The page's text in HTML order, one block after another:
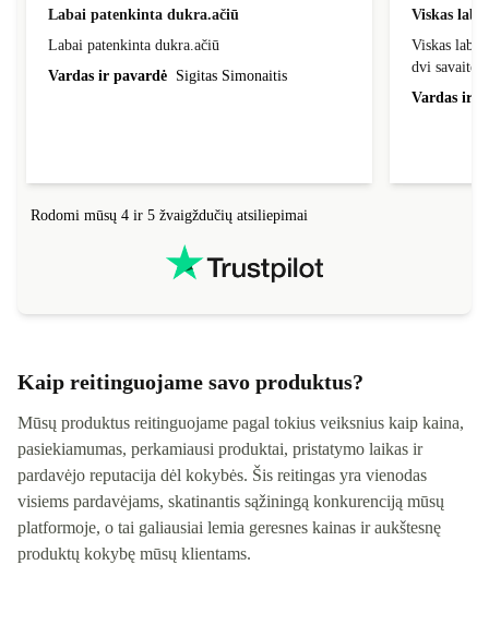
Labai patenkinta dukra.ačiū
Labai patenkinta dukra.ačiū
Vardas ir pavardė Sigitas Simonaitis
Viskas
Viskas
dvi
Vardas ir
Rodomi mūsų 4 ir 5 žvaigždučių atsiliepimai
Kaip reitinguojame savo produktus?
Mūsų produktus reitinguojame pagal tokius veiksnius kaip kaina,
pasiekiamumas, perkamiausi produktai, pristatymo laikas ir
pardavėjo reputacija dėl kokybės. Šis reitingas yra vienodas
visiems pardavėjams, skatinantis sąžiningą konkurenciją mūsų
platformoje, o tai galiausiai lemia geresnes kainas ir aukštesnę
produktų kokybę mūsų klientams.